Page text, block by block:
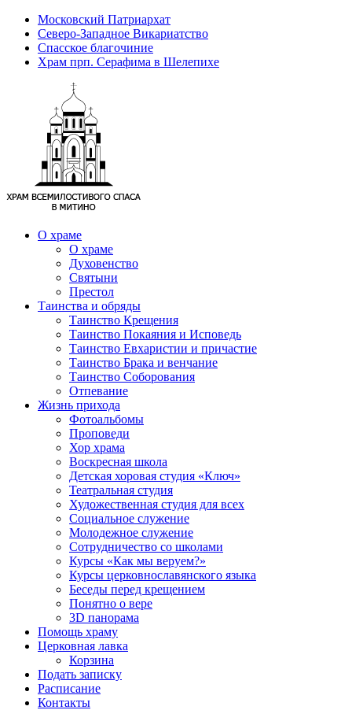
Московский Патриархат
Северо-Западное Викариатство
Спасское благочиние
Храм прп. Серафима в Шелепихе
О храме
О храме
Духовенство
Святыни
Престол
Таинства и обряды
Таинство Крещения
Таинство Покаяния и Исповедь
Таинство Евхаристии и причастие
Таинство Брака и венчание
Таинство Соборования
Отпевание
Жизнь прихода
Фотоальбомы
Проповеди
Хор храма
Воскресная школа
Детская хоровая студия «Ключ»
Театральная студия
Х​удожественная студия для всех
Социальное служение
Молодежное служение
Сотрудничество со школами
Курсы «Как мы веруем?»
Курсы церковнославянского языка
Беседы перед крещением
Понятно о вере
3D панорама
Помощь храму
Церковная лавка
Корзина
Подать записку
Расписание
Контакты